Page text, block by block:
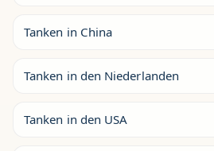
Tanken in China
Tanken in den Niederlanden
Tanken in den USA